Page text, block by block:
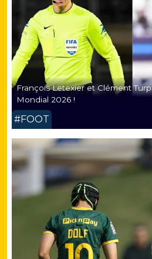
François Letexier et Clément
Mondial 2026 !
#FOOT